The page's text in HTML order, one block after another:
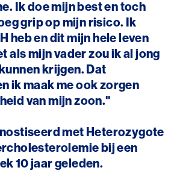
Ik doe mijn best en toch
grip op mijn risico. Ik
heb en dit mijn hele leven
als mijn vader zou ik al jong
krijgen. Dat
ik maak me ook zorgen
van mijn zoon."
met Heterozygote
bij een
10 jaar geleden.